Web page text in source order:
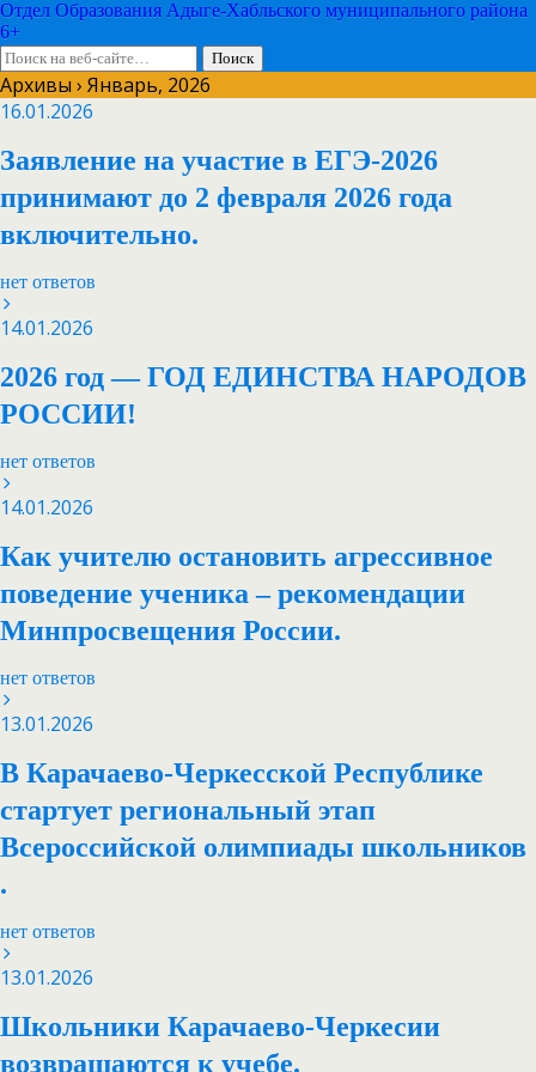
Отдел Образования Адыге-Хабльского муниципального района
6+
Архивы › Январь, 2026
16.01.2026
Заявление на участие в ЕГЭ-2026
принимают до 2 февраля 2026 года
включительно.
нет ответов
14.01.2026
2026 год — ГОД ЕДИНСТВА НАРОДОВ
РОССИИ!
нет ответов
14.01.2026
Как учителю остановить агрессивное
поведение ученика – рекомендации
Минпросвещения России.
нет ответов
13.01.2026
В Карачаево-Черкесской Республике
стартует региональный этап
Всероссийской олимпиады школьников
.
нет ответов
13.01.2026
Школьники Карачаево-Черкесии
возвращаются к учебе.